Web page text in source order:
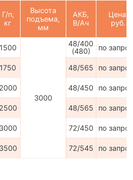
Г/п,
кг
Высота
подъема,
мм
АКБ,
В/Ач
Цена,
руб.
1500
3000
48/400
(480)
по
1750 48/565 по
2000 48/450 по
2500 48/565 по
3000 72/450 по
3500 72/545 по